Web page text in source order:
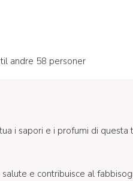
andre 58 personer
i sapori e i profumi di questa
e contribuisce al